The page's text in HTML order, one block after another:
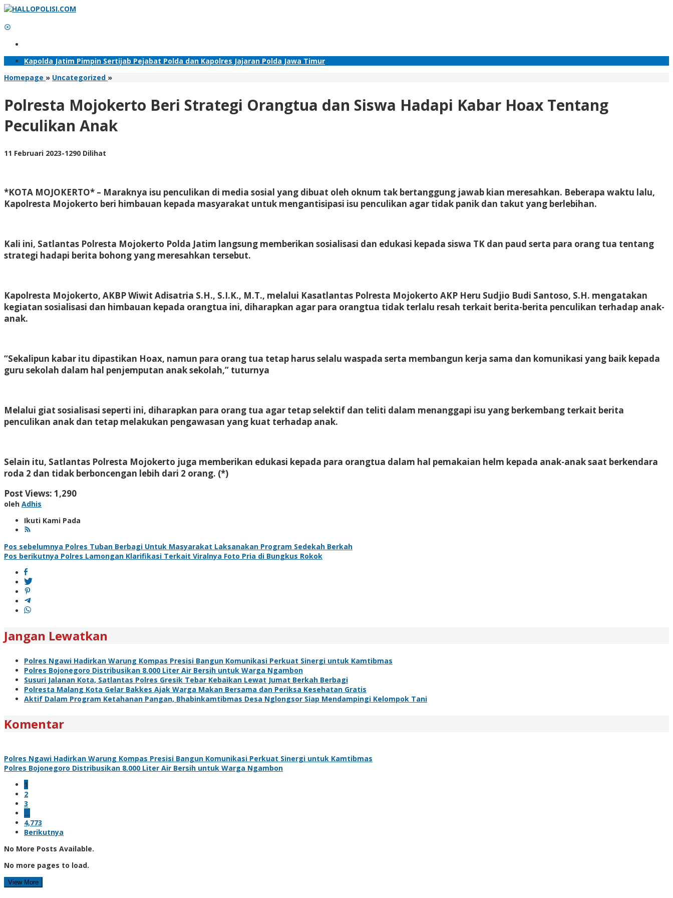
Lewati
konten
Kapolda Jatim Pimpin Sertijab Pejabat Polda dan Kapolres Jajaran Polda Jawa Timur
Homepage » Uncategorized »Polresta
Strategi
dan
Siswa
Anak
Polresta Mojokerto Beri Strategi Orangtua dan Siswa Hadapi Kabar Hoax Tentang
Peculikan Anak
11 Februari 2023oleh
-1290 Dilihat
*KOTA MOJOKERTO* – Maraknya isu penculikan di media sosial yang dibuat oleh oknum tak bertanggung jawab kian meresahkan. Beberapa waktu lalu,
Kapolresta Mojokerto beri himbauan kepada masyarakat untuk mengantisipasi isu penculikan agar tidak panik dan takut yang berlebihan.
Kali ini, Satlantas Polresta Mojokerto Polda Jatim langsung memberikan sosialisasi dan edukasi kepada siswa TK dan paud serta para orang tua tentang
strategi hadapi berita bohong yang meresahkan tersebut.
Kapolresta Mojokerto, AKBP Wiwit Adisatria S.H., S.I.K., M.T., melalui Kasatlantas Polresta Mojokerto AKP Heru Sudjio Budi Santoso, S.H. mengatakan
kegiatan sosialisasi dan himbauan kepada orangtua ini, diharapkan agar para orangtua tidak terlalu resah terkait berita-berita penculikan terhadap anak-
anak.
“Sekalipun kabar itu dipastikan Hoax, namun para orang tua tetap harus selalu waspada serta membangun kerja sama dan komunikasi yang baik kepada
guru sekolah dalam hal penjemputan anak sekolah,” tuturnya
Melalui giat sosialisasi seperti ini, diharapkan para orang tua agar tetap selektif dan teliti dalam menanggapi isu yang berkembang terkait berita
penculikan anak dan tetap melakukan pengawasan yang kuat terhadap anak.
Selain itu, Satlantas Polresta Mojokerto juga memberikan edukasi kepada para orangtua dalam hal pemakaian helm kepada anak-anak saat berkendara
roda 2 dan tidak berboncengan lebih dari 2 orang. (*)
Post Views: 1,290
oleh Adhis
Ikuti Kami Pada
Navigasi
pos
Pos sebelumnya Polres Tuban Berbagi Untuk Masyarakat Laksanakan Program Sedekah Berkah
Pos berikutnya Polres Lamongan Klarifikasi Terkait Viralnya Foto Pria di Bungkus Rokok
Jangan Lewatkan
Polres Ngawi Hadirkan Warung Kompas Presisi Bangun Komunikasi Perkuat Sinergi untuk Kamtibmas
Polres Bojonegoro Distribusikan 8.000 Liter Air Bersih untuk Warga Ngambon
Susuri Jalanan Kota, Satlantas Polres Gresik Tebar Kebaikan Lewat Jumat Berkah Berbagi
Polresta Malang Kota Gelar Bakkes Ajak Warga Makan Bersama dan Periksa Kesehatan Gratis
Aktif Dalam Program Ketahanan Pangan, Bhabinkamtibmas Desa Nglongsor Siap Mendampingi Kelompok Tani
Komentar
Polres Ngawi Hadirkan Warung Kompas Presisi Bangun Komunikasi Perkuat Sinergi untuk Kamtibmas
Polres Bojonegoro Distribusikan 8.000 Liter Air Bersih untuk Warga Ngambon
1
2
3
…
4,773
Berikutnya
No More Posts Available.
No more pages to load.
View More